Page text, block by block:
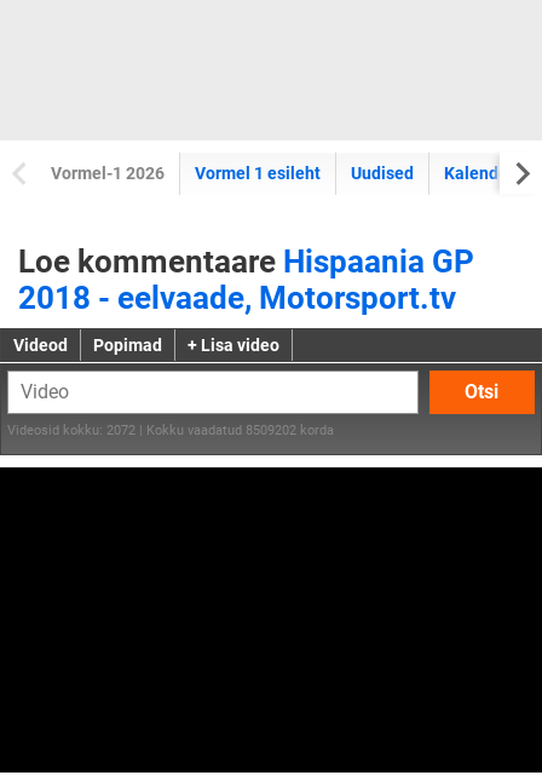
Vormel-1 2026 Vormel 1 esileht Uudised Kalender
Loe kommentaare Hispaania GP
2018 - eelvaade, Motorsport.tv
Videod Popimad + Lisa video
Otsi
Videosid kokku: 2072 | Kokku vaadatud 8509202 korda